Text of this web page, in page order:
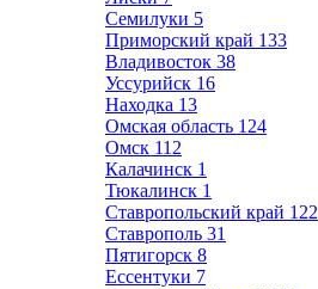
Семилуки 5
Приморский край 133
Владивосток 38
Уссурийск 16
Находка 13
Омская область 124
Омск 112
Калачинск 1
Тюкалинск 1
Ставропольский край 122
Ставрополь 31
Пятигорск 8
Ессентуки 7